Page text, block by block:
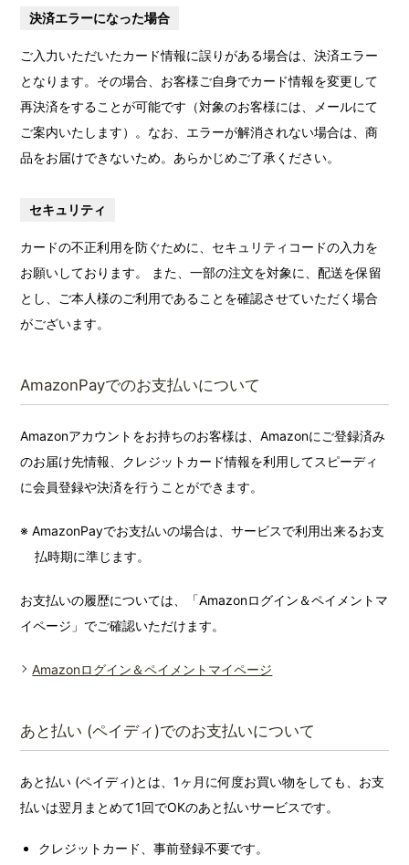
決済エラーになった場合
ご入力いただいたカード情報に誤りがある場合は、決済エラー
となります。その場合、お客様ご自身でカード情報を変更して
再決済をすることが可能です（対象のお客様には、メールにて
ご案内いたします）。なお、エラーが解消されない場合は、商
品をお届けできないため。あらかじめご了承ください。
セキュリティ
カードの不正利用を防ぐために、セキュリティコードの入力を
お願いしております。 また、一部の注文を対象に、配送を保留
とし、ご本人様のご利用であることを確認させていただく場合
がございます。
AmazonPayでのお支払いについて
Amazonアカウントをお持ちのお客様は、Amazonにご登録済み
のお届け先情報、クレジットカード情報を利用してスピーディ
に会員登録や決済を行うことができます。
※ AmazonPayでお支払いの場合は、サービスで利用出来るお支
払時期に準じます。
お支払いの履歴については、「Amazonログイン＆ペイメントマ
イページ」でご確認いただけます。
Amazonログイン＆ペイメントマイページ
あと払い (ペイディ)でのお支払いについて
あと払い (ペイディ)とは、1ヶ月に何度お買い物をしても、お支
払いは翌月まとめて1回でOKのあと払いサービスです。
クレジットカード、事前登録不要です。